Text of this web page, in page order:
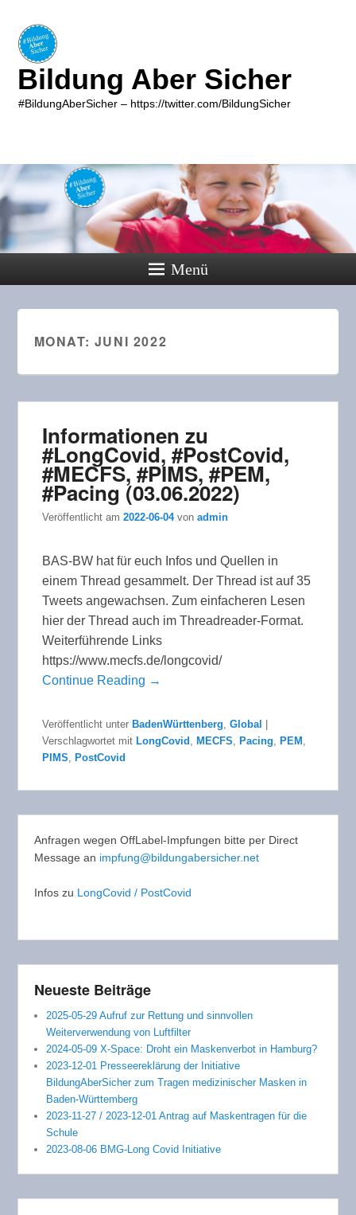
Bildung Aber Sicher
#BildungAberSicher – https://twitter.com/BildungSicher
Menü
MONAT: JUNI 2022
Informationen zu
#LongCovid, #PostCovid,
#MECFS, #PIMS, #PEM,
#Pacing (03.06.2022)
Veröffentlicht am2022-06-04 vonadmin
BAS-BW hat für euch Infos und Quellen in
einem Thread gesammelt. Der Thread ist auf 35
Tweets angewachsen. Zum einfacheren Lesen
hier der Thread auch im Threadreader-Format.
Weiterführende Links
https://www.mecfs.de/longcovid/
Continue Reading →
Veröffentlicht unter BadenWürttenberg ,Global
Verschlagwortet mit LongCovid MECFS Pacing PEM
PIMS
PostCovid
Anfragen wegen OffLabel-Impfungen bitte per Direct
Message an impfung@bildungabersicher.net
Infos zu LongCovid / PostCovid
Neueste Beiträge
2025-05-29 Aufruf zur Rettung und sinnvollen
Weiterverwendung von Luftfilter
2024-05-09 X-Space: Droht ein Maskenverbot in Hamburg?
2023-12-01 Presseereklärung der Initiative
BildungAberSicher zum Tragen medizinischer Masken in
Baden-Württemberg
2023-11-27 / 2023-12-01 Antrag auf Maskentragen für die
Schule
2023-08-06 BMG-Long Covid Initiative